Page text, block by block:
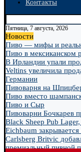
Контакты
Пятница, 7 августа, 2026
Новости
Пиво — мифы и
Пиво в мексиканском
В Ирландии упали
Veltins увеличила
Германии
Пивоварня на
Пиво вместо
Пиво и Сыр
Пивоварни Бочкарев
Black Sheep Pub
Eichbaum
Carlsberg Britvic
премиальный пивной